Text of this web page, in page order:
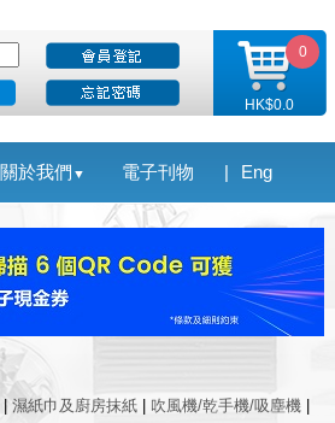
HK$0.0
0
關於我們 ▼ 電子刊物 Eng
濕紙巾及廚房抹紙 吹風機/乾手機/吸塵機